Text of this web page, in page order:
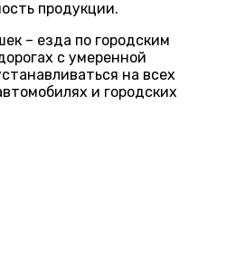
продукции.
– езда по городским
с умеренной
на всех
и городских